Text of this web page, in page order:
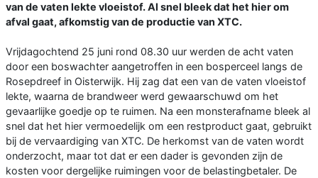
van de vaten lekte vloeistof. Al snel bleek dat het hier om
afval gaat, afkomstig van de productie van XTC.
Vrijdagochtend 25 juni rond 08.30 uur werden de acht vaten
door een boswachter aangetroffen in een bosperceel langs de
Rosepdreef in Oisterwijk. Hij zag dat een van de vaten vloeistof
lekte, waarna de brandweer werd gewaarschuwd om het
gevaarlijke goedje op te ruimen. Na een monsterafname bleek al
snel dat het hier vermoedelijk om een restproduct gaat, gebruikt
bij de vervaardiging van XTC. De herkomst van de vaten wordt
onderzocht, maar tot dat er een dader is gevonden zijn de
kosten voor dergelijke ruimingen voor de belastingbetaler. De